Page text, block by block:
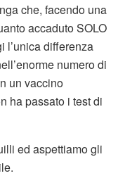
che, facendo una
accaduto SOLO
l’unica differenza
numero di
un vaccino
ha passato i test di
ed aspettiamo gli